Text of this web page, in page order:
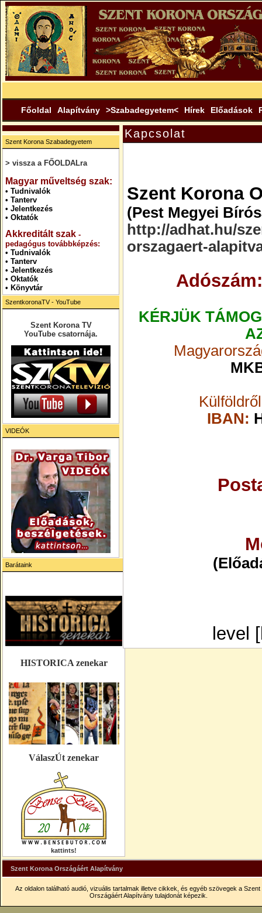
Főoldal Alapítvány >Szabadegyetem< Hírek Előadások
Szent Korona Szabadegyetem
> vissza a FŐOLDALra
Magyar műveltség szak:
• Tudnivalók
• Tanterv
• Jelentkezés
• Oktatók
Akkreditált szak -
pedagógus továbbképzés:
• Tudnivalók
• Tanterv
• Jelentkezés
• Oktatók
• Könyvtár
SzentkoronaTV - YouTube
Szent Korona TV
YouTube csatornája.
VIDEÓK
Barátaink
HISTORICA zenekar
VálaszÚt zenekar
kattints!
Kapcsolat
Szent Korona
(Pest Megyei
http://adhat.hu/
orszagaert-
KÉRJÜK
IBAN:
level
Szent Korona Országáért Alapítvány
Az oldalon található audió, vizuális tartalmak illetve cikkek, és egyéb szövegek a Szent
Országáért Alapítvány tulajdonát képezik.